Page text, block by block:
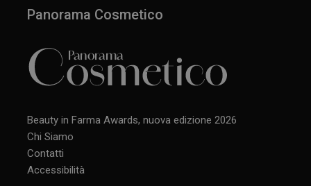
Panorama Cosmetico
Beauty in Farma Awards, nuova edizione 2026
Chi Siamo
Contatti
Accessibilità